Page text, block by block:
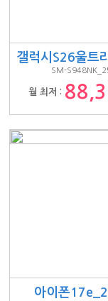
갤럭시S26울트
SM-
월 최저 :
아이폰